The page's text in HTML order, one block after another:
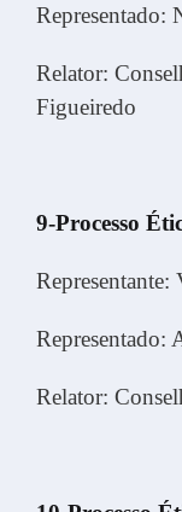
Representado:
Relator:
Figueiredo
9-Processo
Representado:
Relator: